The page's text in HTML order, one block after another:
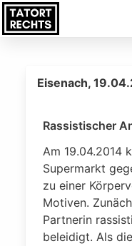
Eisenach,
Rassistischer
Am 19.04.2014
Supermarkt
zu einer
Motiven.
Partnerin
beleidigt. Als